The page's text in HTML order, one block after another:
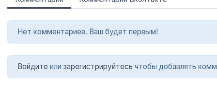
Нет комментариев. Ваш будет первым!
Войдите или зарегистрируйтесь чтобы добавлять